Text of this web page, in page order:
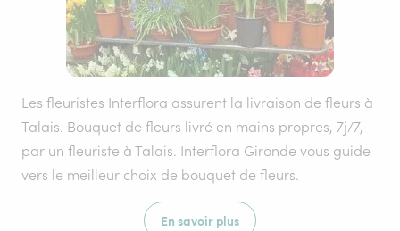
Les fleuristes Interflora assurent la livraison de fleurs à
Talais. Bouquet de fleurs livré en mains propres, 7j/7,
par un fleuriste à Talais. Interflora Gironde vous guide
vers le meilleur choix de bouquet de fleurs.
En savoir plus